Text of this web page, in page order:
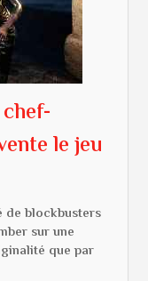
le jeu
de blockbusters
sur une
que par